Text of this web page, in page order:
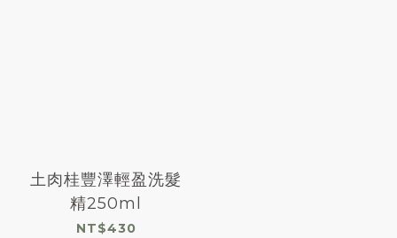
土肉桂豐澤輕盈洗髮
精250ml
NT$430